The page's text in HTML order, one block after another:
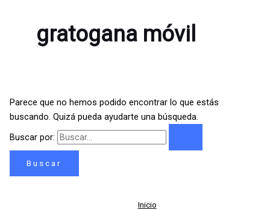
gratogana móvil
Parece que no hemos podido encontrar lo que estás
buscando. Quizá pueda ayudarte una búsqueda.
Buscar por:
Inicio